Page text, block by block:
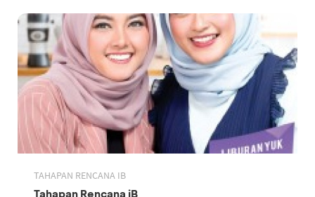
TAHAPAN RENCANA IB
Tahapan Rencana iB